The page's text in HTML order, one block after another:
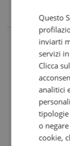
Questo
inviarti
servizi
Clicca
analitici
tipologie
o
cookie,